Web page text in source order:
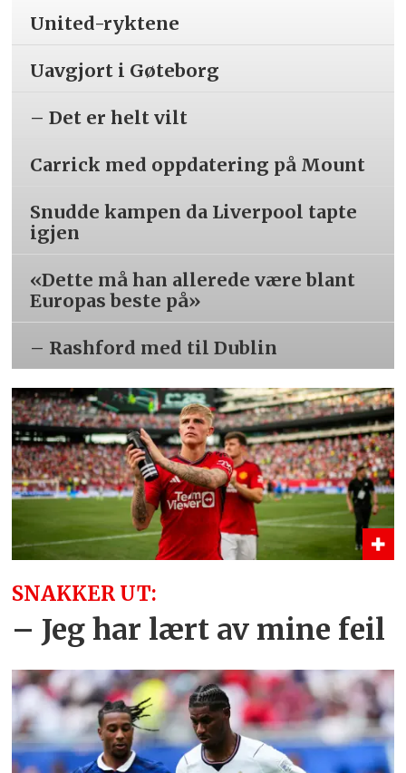
United-ryktene
Uavgjort i Gøteborg
– Det er helt vilt
Carrick med oppdatering på Mount
Snudde kampen da Liverpool tapte
igjen
«Dette må han allerede være blant
Europas beste på»
– Rashford med til Dublin
SNAKKER UT:
– Jeg har lært av mine feil